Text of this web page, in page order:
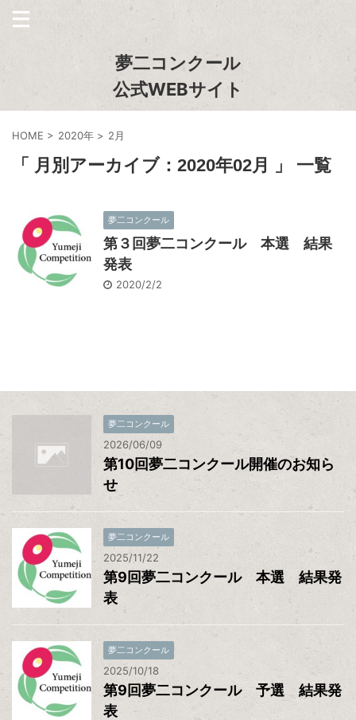
夢二コンクール
公式WEBサイト
HOME > 2020年 > 2月
「 月別アーカイブ：2020年02月 」 一覧
夢二コンクール
第３回夢二コンクール 本選 結果
発表
2020/2/2
夢二コンクール
2026/06/09
第10回夢二コンクール開催のお知ら
せ
夢二コンクール
2025/11/22
第9回夢二コンクール 本選 結果発
表
夢二コンクール
2025/10/18
第9回夢二コンクール 予選 結果発
表